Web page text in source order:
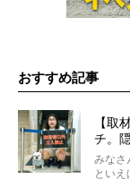
おすすめ記事
【取
チ。
【前
みなさ
とい
ルを